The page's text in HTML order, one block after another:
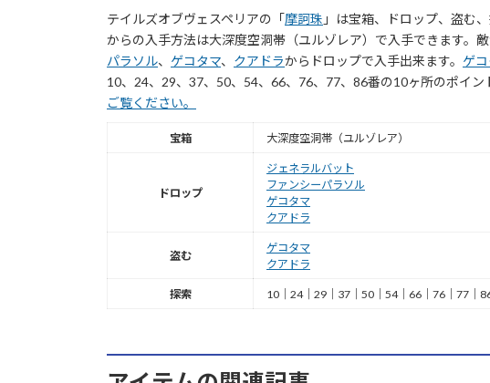
テイルズオブヴェスペリアの「摩訶珠 」は宝箱、ドロップ、盗む
からの入手方法は大深度空洞帯（ユルゾレア）で入手できます。
パラソル、 ゲコタマ、 クアドラからドロップで入手出来ます。 ゲ
10、24、29、37、50、54、66、76、77、86番の10ヶ所のポイン
ご覧ください。
宝箱 大深度空洞帯（ユルゾレア）
ドロップ
ジェネラルバット
ファンシーパラソル
ゲコタマ
クアドラ
盗む
ゲコタマ
クアドラ
探索 10｜24｜29｜37｜50｜54｜66｜76｜77｜